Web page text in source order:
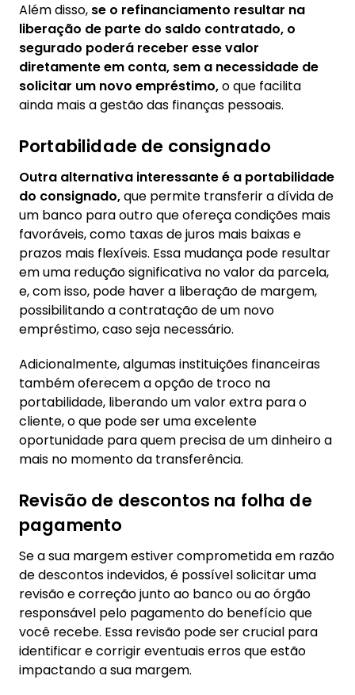
Além disso, se o refinanciamento resultar na
liberação de parte do saldo contratado, o
segurado poderá receber esse valor
diretamente em conta, sem a necessidade de
solicitar um novo empréstimo,o que facilita
ainda mais a gestão das finanças pessoais.
Portabilidade de consignado
Outra alternativa interessante é a portabilidade
do consignado,que permite transferir a dívida de
um banco para outro que ofereça condições mais
favoráveis, como taxas de juros mais baixas e
prazos mais flexíveis. Essa mudança pode resultar
em uma redução significativa no valor da parcela,
e, com isso, pode haver a liberação de margem,
possibilitando a contratação de um novo
empréstimo, caso seja necessário.
Adicionalmente, algumas instituições financeiras
também oferecem a opção de troco na
portabilidade, liberando um valor extra para o
cliente, o que pode ser uma excelente
oportunidade para quem precisa de um dinheiro a
mais no momento da transferência.
Revisão de descontos na folha de
pagamento
Se a sua margem estiver comprometida em razão
de descontos indevidos, é possível solicitar uma
revisão e correção junto ao banco ou ao órgão
responsável pelo pagamento do benefício que
você recebe. Essa revisão pode ser crucial para
identificar e corrigir eventuais erros que estão
impactando a sua margem.